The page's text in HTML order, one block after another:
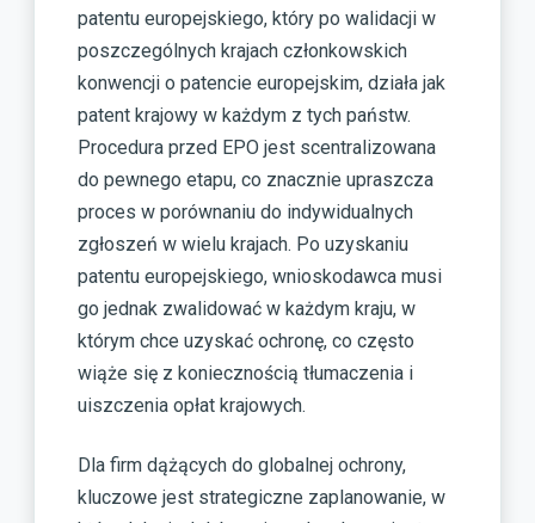
patentu europejskiego, który po walidacji w
poszczególnych krajach członkowskich
konwencji o patencie europejskim, działa jak
patent krajowy w każdym z tych państw.
Procedura przed EPO jest scentralizowana
do pewnego etapu, co znacznie upraszcza
proces w porównaniu do indywidualnych
zgłoszeń w wielu krajach. Po uzyskaniu
patentu europejskiego, wnioskodawca musi
go jednak zwalidować w każdym kraju, w
którym chce uzyskać ochronę, co często
wiąże się z koniecznością tłumaczenia i
uiszczenia opłat krajowych.
Dla firm dążących do globalnej ochrony,
kluczowe jest strategiczne zaplanowanie, w